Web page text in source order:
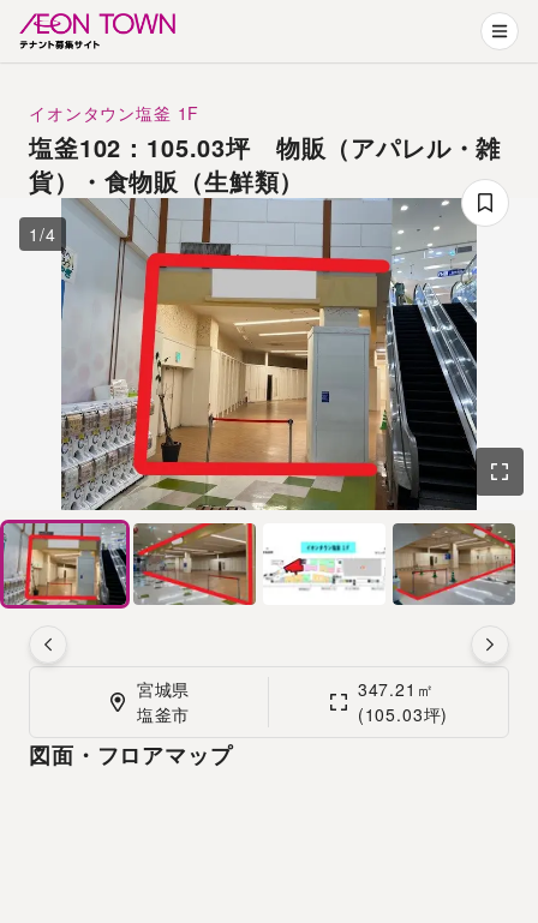
イオンタウン塩釜 1F
塩釜102：105.03坪 物販（アパレル・雑
貨）・食物販（生鮮類）
1 /4
宮城県
塩釜市
347.21㎡
(105.03坪)
図面・フロアマップ